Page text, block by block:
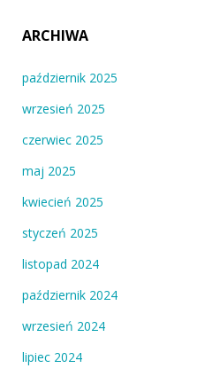
ARCHIWA
październik 2025
wrzesień 2025
czerwiec 2025
maj 2025
kwiecień 2025
styczeń 2025
listopad 2024
październik 2024
wrzesień 2024
lipiec 2024